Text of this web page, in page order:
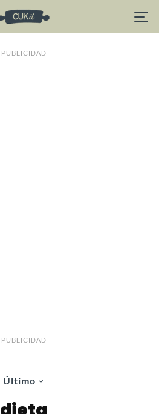
PUBLICIDAD
PUBLICIDAD
Último